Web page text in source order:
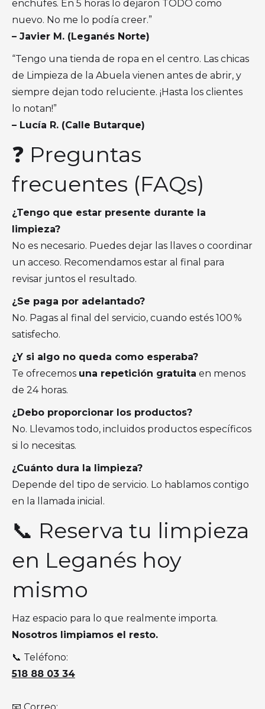
enchufes. En 5 horas lo dejaron TODO como
nuevo. No me lo podía creer.”
– Javier M. (Leganés Norte)
“Tengo una tienda de ropa en el centro. Las chicas
de Limpieza de la Abuela vienen antes de abrir, y
siempre dejan todo reluciente. ¡Hasta los clientes
lo notan!”
– Lucía R. (Calle Butarque)
❓ Preguntas
frecuentes (FAQs)
¿Tengo que estar presente durante la
limpieza?
No es necesario. Puedes dejar las llaves o coordinar
un acceso. Recomendamos estar al final para
revisar juntos el resultado.
¿Se paga por adelantado?
No. Pagas al final del servicio, cuando estés 100 %
satisfecho.
¿Y si algo no queda como esperaba?
Te ofrecemos una repetición gratuita en menos
de 24 horas.
¿Debo proporcionar los productos?
No. Llevamos todo, incluidos productos específicos
si lo necesitas.
¿Cuánto dura la limpieza?
Depende del tipo de servicio. Lo hablamos contigo
en la llamada inicial.
📞 Reserva tu limpieza
en Leganés hoy
mismo
Haz espacio para lo que realmente importa.
Nosotros limpiamos el resto.
📞 Teléfono:
518 88 03 34